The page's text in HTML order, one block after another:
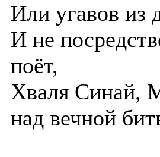
Или угавов из
И не
поёт,
Хваля Синай,
над вечной